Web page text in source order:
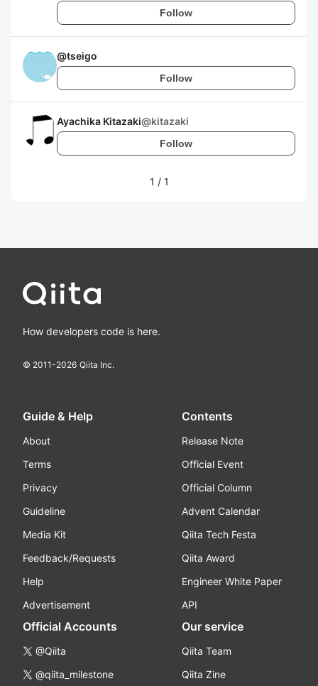
Follow
@tseigo
Follow
Ayachika Kitazaki@kitazaki
Follow
1 / 1
How developers code is here.
© 2011-2026 Qiita Inc.
Guide & Help
About
Terms
Privacy
Guideline
Media Kit
Feedback/Requests
Help
Advertisement
Contents
Release Note
Official Event
Official Column
Advent Calendar
Qiita Tech Festa
Qiita Award
Engineer White Paper
API
Official Accounts
@Qiita
@qiita_milestone
Our service
Qiita Team
Qiita Zine